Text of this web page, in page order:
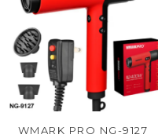
WMARK PRO NG-9127